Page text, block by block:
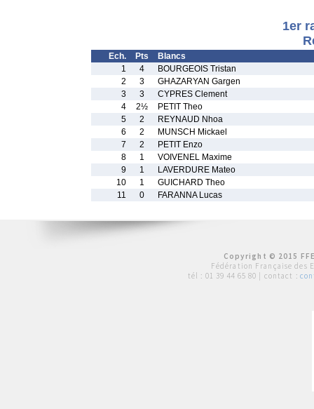
1er
Ech. Pts
Blancs
1
4
BOURGEOIS Tristan
2
3
GHAZARYAN Gargen
3
3
CYPRES Clement
4
2½
PETIT Theo
5
2
REYNAUD Nhoa
6
2
MUNSCH Mickael
7
2
PETIT Enzo
8
1
VOIVENEL Maxime
9
1
LAVERDURE Mateo
10
1
GUICHARD Theo
11
0 FARANNA Lucas
Copyright © 2015
Fédération Française des
tél : 01 39 44 65 80 | contact :